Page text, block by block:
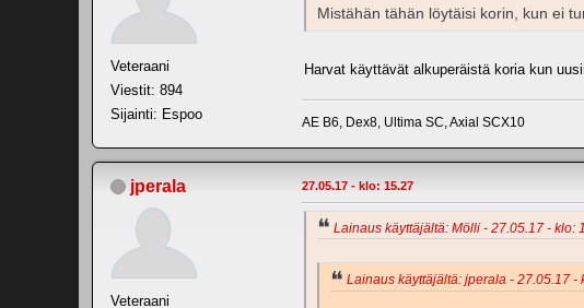
Veteraani
Viestit: 894
Sijainti: Espoo
Mistähän tähän löytäisi korin, kun ei
Harvat käyttävät alkuperäistä koria kun
AE B6, Dex8, Ultima SC, Axial SCX10
jperala
Veteraani
27.05.17 - klo: 15.27
Lainaus käyttäjältä: Mölli - 27.05.17 - klo:
Lainaus käyttäjältä: jperala - 27.05.17 -